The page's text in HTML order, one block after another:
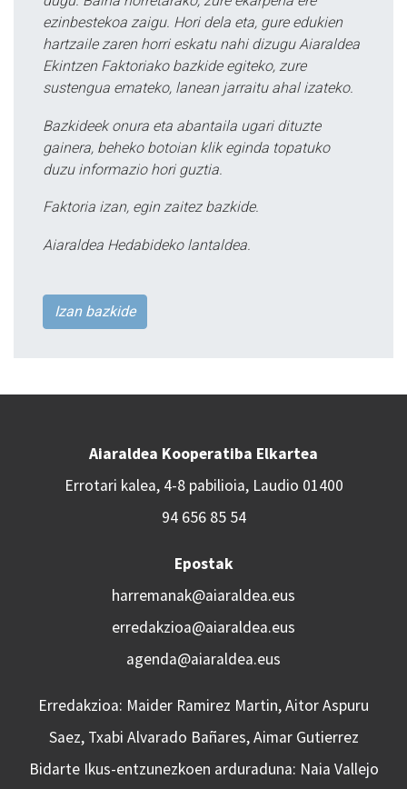
ezinbestekoa zaigu. Hori dela eta, gure edukien
hartzaile zaren horri eskatu nahi dizugu Aiaraldea
Ekintzen Faktoriako bazkide egiteko, zure
sustengua emateko, lanean jarraitu ahal izateko.
Bazkideek onura eta abantaila ugari dituzte
gainera, beheko botoian klik eginda topatuko
duzu informazio hori guztia.
Faktoria izan, egin zaitez bazkide.
Aiaraldea Hedabideko lantaldea.
Izan bazkide
Aiaraldea Kooperatiba Elkartea
Errotari kalea, 4-8 pabilioia, Laudio 01400
94 656 85 54
Epostak
harremanak@aiaraldea.eus
erredakzioa@aiaraldea.eus
agenda@aiaraldea.eus
Erredakzioa: Maider Ramirez Martin, Aitor Aspuru
Saez, Txabi Alvarado Bañares, Aimar Gutierrez
Bidarte Ikus-entzunezkoen arduraduna: Naia Vallejo